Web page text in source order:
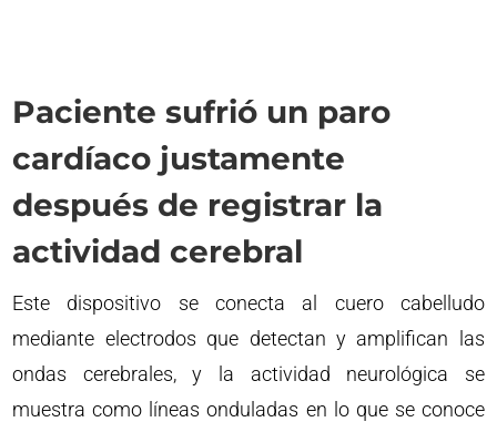
Paciente sufrió un paro
cardíaco justamente
después de registrar la
actividad cerebral
Este dispositivo se conecta al cuero cabelludo
mediante electrodos que detectan y amplifican las
ondas cerebrales, y la actividad neurológica se
muestra como líneas onduladas en lo que se conoce